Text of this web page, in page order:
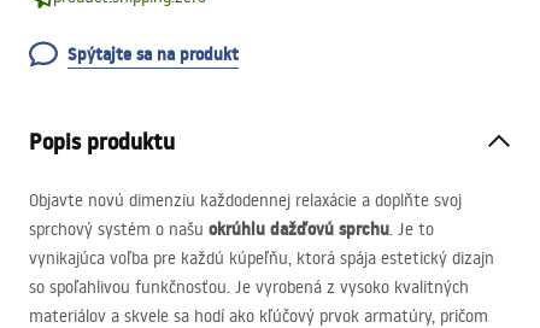
Spýtajte sa na produkt
Popis produktu
Objavte novú dimenziu každodennej relaxácie a doplňte svoj
sprchový systém o našu okrúhlu dažďovú sprchu. Je to
vynikajúca voľba pre každú kúpeľňu, ktorá spája estetický dizajn
so spoľahlivou funkčnosťou. Je vyrobená z vysoko kvalitných
materiálov a skvele sa hodí ako kľúčový prvok armatúry, pričom